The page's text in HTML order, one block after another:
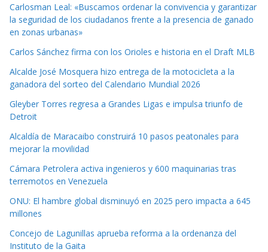
Carlosman Leal: «Buscamos ordenar la convivencia y garantizar
la seguridad de los ciudadanos frente a la presencia de ganado
en zonas urbanas»
Carlos Sánchez firma con los Orioles e historia en el Draft MLB
Alcalde José Mosquera hizo entrega de la motocicleta a la
ganadora del sorteo del Calendario Mundial 2026
Gleyber Torres regresa a Grandes Ligas e impulsa triunfo de
Detroit
Alcaldía de Maracaibo construirá 10 pasos peatonales para
mejorar la movilidad
Cámara Petrolera activa ingenieros y 600 maquinarias tras
terremotos en Venezuela
ONU: El hambre global disminuyó en 2025 pero impacta a 645
millones
Concejo de Lagunillas aprueba reforma a la ordenanza del
Instituto de la Gaita